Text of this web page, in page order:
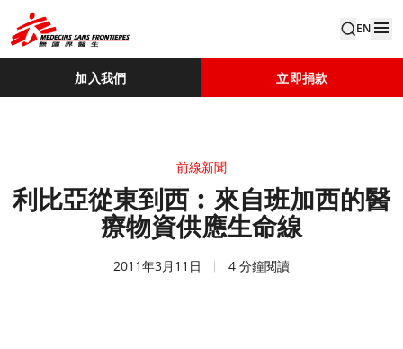
EN
加入我們 立即捐款
前線新聞
利比亞從東到西︰來自班加西的醫
療物資供應生命線
2011年3月11日 4 分鐘閱讀